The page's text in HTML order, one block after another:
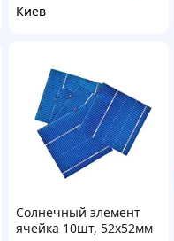
Киев
Солнечный элемент
ячейка 10шт, 52x52мм